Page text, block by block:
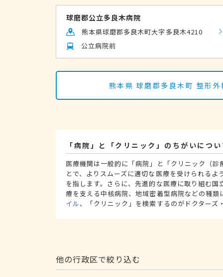
球磨郡公立多良木病院
熊本県球磨郡多良木町大字多良木4210
公立病院前
熊本県 球磨郡多良木町 整形
「病院」と「クリニック」のちがいにつ
医療機関は一般的に「病院」と「クリニック（
とで、よりスムーズに適切な医療を受けられる
を指します。さらに、先進的な医療に取り組む
療を支える中核病院、地域密着型病院などの種類
イル、「クリニック」を検索するのがドクターズ
他の行政区で絞り込む